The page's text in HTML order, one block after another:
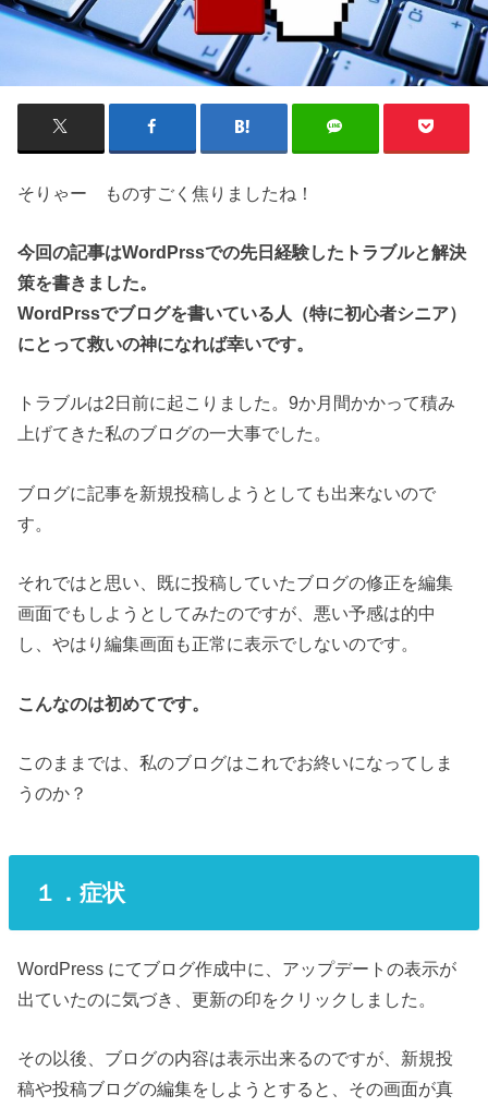
そりゃー ものすごく焦りましたね！
今回の記事はWordPrssでの先日経験したトラブルと解決
策を書きました。
WordPrssでブログを書いている人（特に初心者シニア）
にとって救いの神になれば幸いです。
トラブルは2日前に起こりました。9か月間かかって積み
上げてきた私のブログの一大事でした。
ブログに記事を新規投稿しようとしても出来ないので
す。
それではと思い、既に投稿していたブログの修正を編集
画面でもしようとしてみたのですが、悪い予感は的中
し、やはり編集画面も正常に表示でしないのです。
こんなのは初めてです。
このままでは、私のブログはこれでお終いになってしま
うのか？
１．症状
WordPress にてブログ作成中に、アップデートの表示が
出ていたのに気づき、更新の印をクリックしました。
その以後、ブログの内容は表示出来るのですが、新規投
稿や投稿ブログの編集をしようとすると、その画面が真